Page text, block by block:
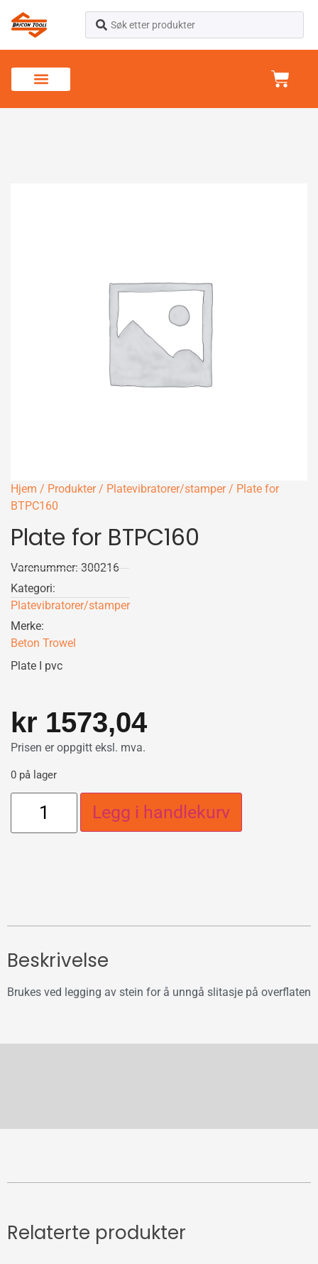
Hjem / Produkter/ Platevibratorer/stamper/ Plate for
BTPC160
Plate for BTPC160
Varenummer: 300216
Kategori:
Platevibratorer/stamper
Merke:
Beton Trowel
Plate I pvc
kr 1573,04
Prisen er oppgitt eksl. mva.
0 på lager
Legg i handlekurv
Beskrivelse
Brukes ved legging av stein for å unngå slitasje på overflaten
Relaterte produkter